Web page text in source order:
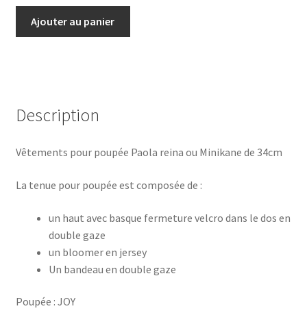
LEOPARD
Ajouter au panier
Description
Vêtements pour poupée Paola reina ou Minikane de 34cm
La tenue pour poupée est composée de :
un haut avec basque fermeture velcro dans le dos en
double gaze
un bloomer en jersey
Un bandeau en double gaze
Poupée : JOY